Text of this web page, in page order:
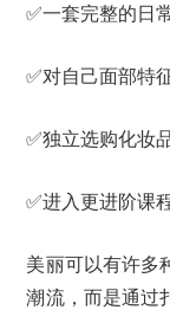
✅一套完整的日
✅对自己面部特
✅独立选购化妆
✅进入更进阶课
美丽可以有许多
潮流，而是通过